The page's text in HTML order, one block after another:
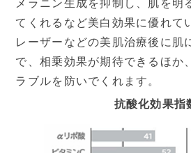
メラニン生成を抑制し、肌を明
てくれるなど美白効果に優れて
レーザーなどの美肌治療後に肌
で、相乗効果が期待できるほか
ラブルを防いでくれます。
抗酸化効果指